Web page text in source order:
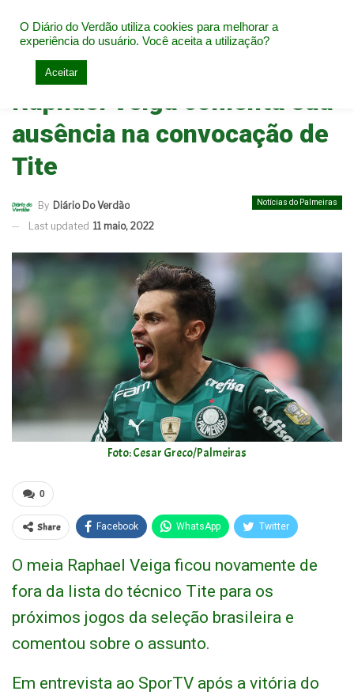
Home Notícias do Palmeiras
Raphael Veiga comenta sua
ausência na convocação de
Tite
Notícias do Palmeiras
By Diário Do Verdão
Last updated 11 maio, 2022
Foto: Cesar Greco/Palmeiras
0
Share Facebook WhatsApp Twitter
O meia Raphael Veiga ficou novamente de
fora da lista do técnico Tite para os
próximos jogos da seleção brasileira e
comentou sobre o assunto.
Em entrevista ao SporTV após a vitória do
O Diário do Verdão utiliza cookies para melhorar a
experiência do usuário. Você aceita a utilização?
Aceitar